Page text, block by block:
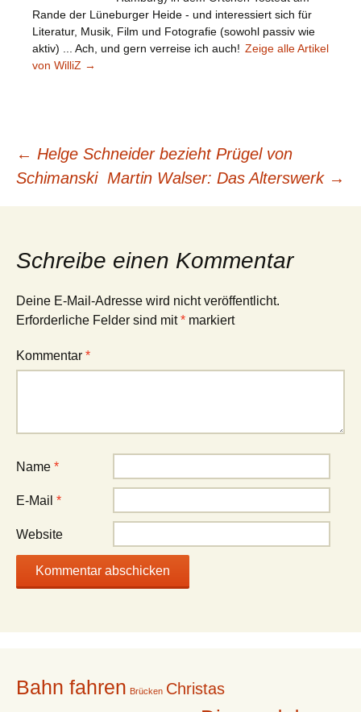
Rande der Lüneburger Heide - und interessiert sich für
Literatur, Musik, Film und Fotografie (sowohl passiv wie
aktiv) ... Ach, und gern verreise ich auch! Zeige alle Artikel
von WilliZ →
Beitragsnavigation
← Helge Schneider bezieht Prügel von
Schimanski Martin Walser: Das Alterswerk →
Schreibe einen Kommentar
Deine E-Mail-Adresse wird nicht veröffentlicht.
Erforderliche Felder sind mit* markiert
Kommentar *
Name *
E-Mail *
Website
Bahn fahren Brücken Christas